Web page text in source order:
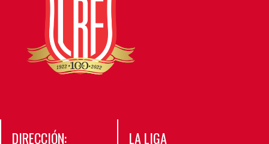
DIRECCIÓN: LA LIGA